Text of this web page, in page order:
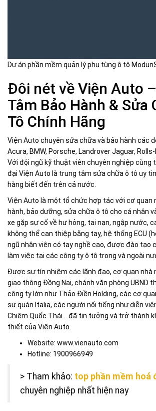
Dự án phần mềm quản lý phụ tùng ô tô
Đôi nét về Viện Auto
Tâm Bảo Hành & Sửa
Tô Chính Hãng
Viện Auto chuyên sửa chữa và bảo hành các
Acura, BMW, Porsche, Landrover Jaguar, Rolls-
Với đội ngũ kỹ thuật viên chuyên nghiệp cùng
đại Viện Auto là trung tâm sửa chữa ô tô uy
hàng biết đến trên cả nước.
Viện Auto là một tổ chức hợp tác với cơ quan
hành, bảo dưỡng, sửa chữa ô tô cho cá nhân
xe gặp sự cố về hư hỏng, tai nạn, ngập nước,
không thể can thiệp bằng tay, hệ thống ECU
ngũ nhân viên có tay nghề cao, được đào tạo
làm việc tại các công ty ô tô trong và ngoài
Được sự tín nhiệm các lãnh đạo, cơ quan nhà
giao thông Đồng Nai, chánh văn phòng UBND
công ty lớn như Thảo Điền Holding, các cơ
sự quán Italia, các người nổi tiếng như diễn
Chiêm Quốc Thái… đã tin tưởng và trở thành
thiết của Viện Auto.
Website: www.vienauto.com
Hotline: 1900966949
> Tham khảo: top phần mềm hoá
chuyên nghiệp nhất hiện nay